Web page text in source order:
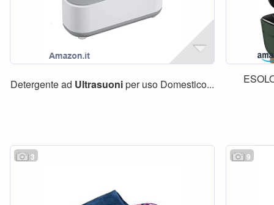
Detergente ad Ultrasuoniper uso Domestico...
3 9